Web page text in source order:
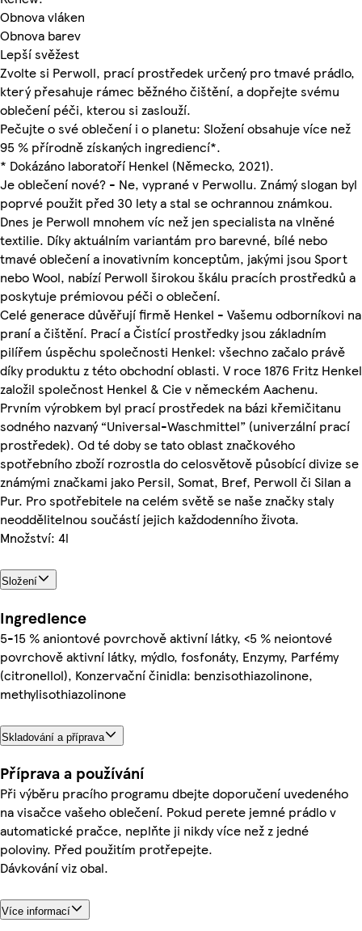
Obnova vláken
Obnova barev
Lepší svěžest
Zvolte si Perwoll, prací prostředek určený pro tmavé prádlo,
který přesahuje rámec běžného čištění, a dopřejte svému
oblečení péči, kterou si zaslouží.
Pečujte o své oblečení i o planetu: Složení obsahuje více než
95 % přírodně získaných ingrediencí*.
* Dokázáno laboratoří Henkel (Německo, 2021).
Je oblečení nové? - Ne, vyprané v Perwollu. Známý slogan byl
poprvé použit před 30 lety a stal se ochrannou známkou.
Dnes je Perwoll mnohem víc než jen specialista na vlněné
textilie. Díky aktuálním variantám pro barevné, bílé nebo
tmavé oblečení a inovativním konceptům, jakými jsou Sport
nebo Wool, nabízí Perwoll širokou škálu pracích prostředků a
poskytuje prémiovou péči o oblečení.
Celé generace důvěřují firmě Henkel - Vašemu odborníkovi na
praní a čištění. Prací a Čistící prostředky jsou základním
pilířem úspěchu společnosti Henkel: všechno začalo právě
díky produktu z této obchodní oblasti. V roce 1876 Fritz Henkel
založil společnost Henkel & Cie v německém Aachenu.
Prvním výrobkem byl prací prostředek na bázi křemičitanu
sodného nazvaný “Universal-Waschmittel” (univerzální prací
prostředek). Od té doby se tato oblast značkového
spotřebního zboží rozrostla do celosvětově působící divize se
známými značkami jako Persil, Somat, Bref, Perwoll či Silan a
Pur. Pro spotřebitele na celém světě se naše značky staly
neoddělitelnou součástí jejich každodenního života.
Množství: 4l
Složení
Ingredience
5-15 % aniontové povrchově aktivní látky, <5 % neiontové
povrchově aktivní látky, mýdlo, fosfonáty, Enzymy, Parfémy
(citronellol), Konzervační činidla: benzisothiazolinone,
methylisothiazolinone
Skladování a příprava
Příprava a používání
Při výběru pracího programu dbejte doporučení uvedeného
na visačce vašeho oblečení. Pokud perete jemné prádlo v
automatické pračce, neplňte ji nikdy více než z jedné
poloviny. Před použitím protřepejte.
Dávkování viz obal.
Více informací